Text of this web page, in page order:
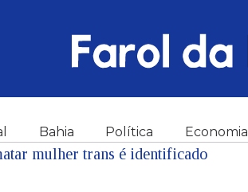
Bahia Política Economia
mulher trans é identificado